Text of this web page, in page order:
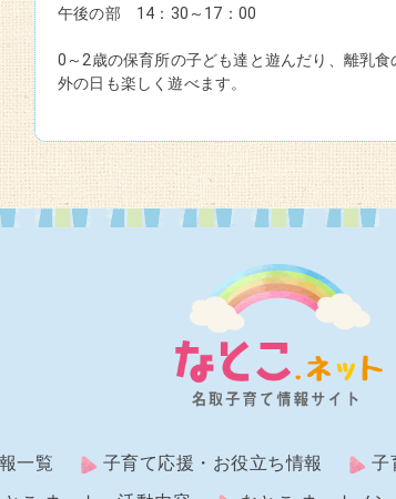
午後の部　14：30～17：00
0～2歳の保育所の子ども達と遊んだり、離乳
外の日も楽しく遊べます。
一覧 子育て応援・お役立ち情報 子